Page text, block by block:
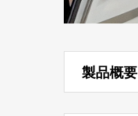
製品概要